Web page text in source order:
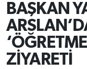
BAŞKAN
ZİYARETİ
Haber Arşivi